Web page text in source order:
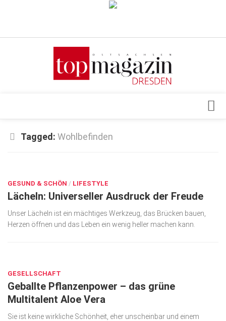
Verkaufsstellen
Top Gesundheitsforum Dresden / Ostsachsen
Geschäft
gesund & schön
Gesellschaft
Ausflug & Reise
Podcast
Top Branchen
Tagged: Wohlbefinden
GESUND & SCHÖN / LIFESTYLE
Lächeln: Universeller Ausdruck der Freude
Unser Lächeln ist ein mächtiges Werkzeug, das Brücken bauen,
Herzen öffnen und das Leben ein wenig heller machen kann.
GESELLSCHAFT
Geballte Pflanzenpower – das grüne
Multitalent Aloe Vera
Sie ist keine wirkliche Schönheit, eher unscheinbar und einem